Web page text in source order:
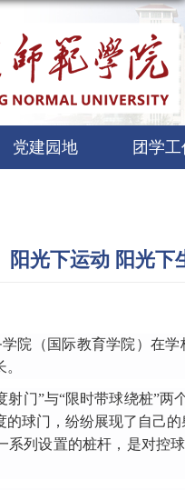
党建园地 团学
阳光下运动 阳光
院（国际教育学院）在
射门”与“限时带球绕桩”两
的球门，纷纷展现了自己
系列设置的桩杆， 是对控